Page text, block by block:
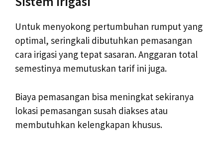
Untuk menyokong pertumbuhan rumput yang
optimal, seringkali dibutuhkan pemasangan
cara irigasi yang tepat sasaran. Anggaran total
semestinya memutuskan tarif ini juga.
Biaya pemasangan bisa meningkat sekiranya
lokasi pemasangan susah diakses atau
membutuhkan kelengkapan khusus.